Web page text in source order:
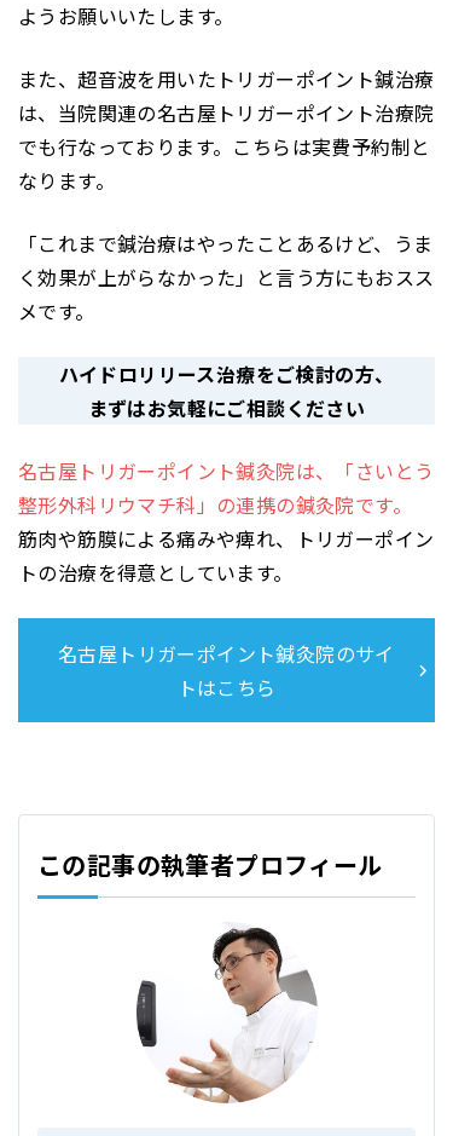
ようお願いいたします。
また、超音波を用いたトリガーポイント鍼治療
は、当院関連の名古屋トリガーポイント治療院
でも行なっております。こちらは実費予約制と
なります。
「これまで鍼治療はやったことあるけど、うま
く効果が上がらなかった」と言う方にもおスス
メです。
ハイドロリリース治療をご検討の方、
まずはお気軽にご相談ください
名古屋トリガーポイント鍼灸院は、「さいとう
整形外科リウマチ科」の連携の鍼灸院です。
筋肉や筋膜による痛みや痺れ、トリガーポイン
トの治療を得意としています。
名古屋トリガーポイント鍼灸院のサイ
トはこちら
この記事の執筆者プロフィール